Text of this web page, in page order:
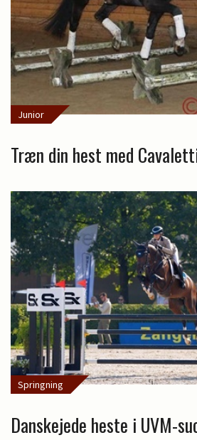
Junior
Træn din hest med
Springning
Danskejede heste i UVM-